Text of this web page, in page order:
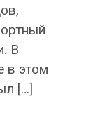
В
в этом
[…]